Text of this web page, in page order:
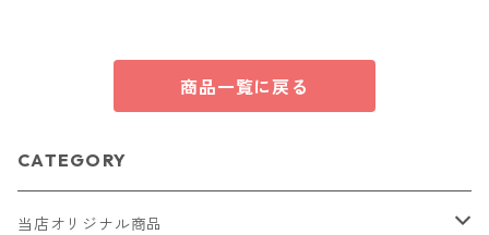
ドフレーム フロアベッド 寝具
商品一覧に戻る
CATEGORY
当店オリジナル商品